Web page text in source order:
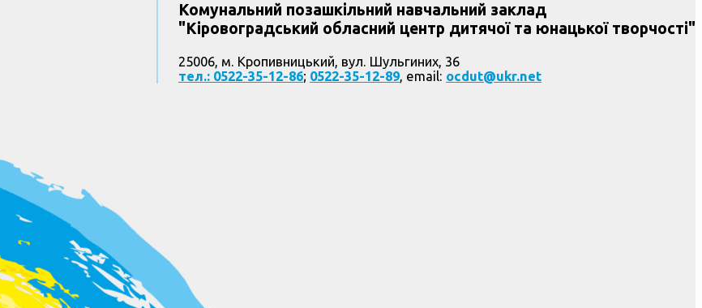
Комунальний позашкільний навчальний заклад
"Кіровоградський обласний центр дитячої та юнацької творчості"
25006, м. Кропивницький, вул. Шульгиних, 36
тел.: 0522-35-12-86; 0522-35-12-89, email: ocdut@ukr.net